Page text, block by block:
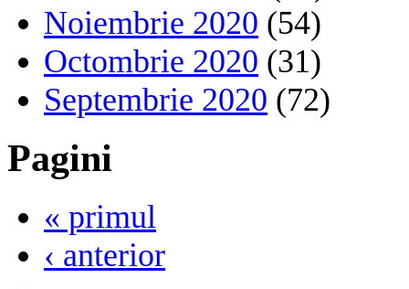
Noiembrie 2020 (54)
Octombrie 2020 (31)
Septembrie 2020 (72)
Pagini
« primul
‹ anterior